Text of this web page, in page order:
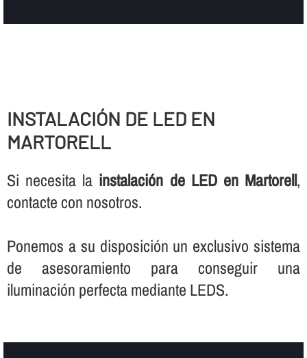
INSTALACIÓN DE LED EN
MARTORELL
Si necesita la instalación de LED en Martorell,
contacte con nosotros.
Ponemos a su disposición un exclusivo sistema
de asesoramiento para conseguir una
iluminación perfecta mediante LEDS.